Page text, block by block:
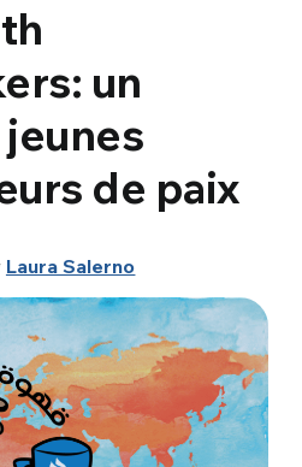
un
de paix
Laura Salerno